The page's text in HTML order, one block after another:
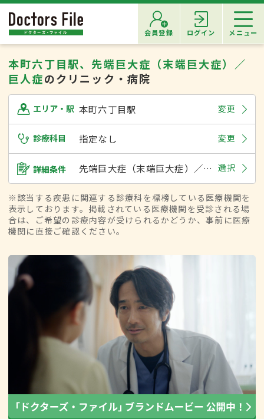
会員登録 ログイン メニュー
本町六丁目駅、先端巨大症（末端巨大症）／
巨人症のクリニック・病院
エリア・駅 本町六丁目駅 変更
診療科目 指定なし 変更
詳細条件 先端巨大症（末端巨大症）／巨人症 選択
※該当する疾患に関連する診療科を標榜している医療機関を
表示しております。掲載されている医療機関を受診される場
合は、ご希望の診療内容が受けられるかどうか、事前に医療
機関に直接ご確認ください。